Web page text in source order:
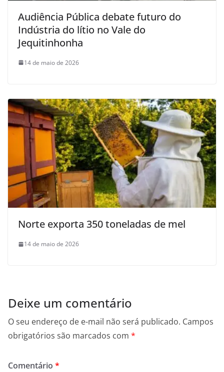
Audiência Pública debate futuro do
Indústria do lítio no Vale do
Jequitinhonha
14 de maio de 2026
Norte exporta 350 toneladas de mel
14 de maio de 2026
Deixe um comentário
O seu endereço de e-mail não será publicado. Campos
obrigatórios são marcados com *
Comentário *